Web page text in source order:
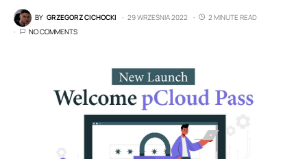
BY GRZEGORZ CICHOCKI 29 WRZEŚNIA 2022
2 MINUTE READ
NO COMMENTS